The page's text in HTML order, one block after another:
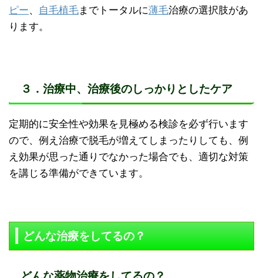
ピー、 自毛植毛までトータルに薄毛治療の選択肢があ
ります。
３．治療中、治療後のしっかりとしたケア
定期的に安全性や効果を見極める検診を必ず行います
ので、例え治療で脱毛が増えてしまったりしても、例
え効果が思った通りでなかった場合でも、適切な対策
を講じる準備ができています。
どんな治療をしてるの？